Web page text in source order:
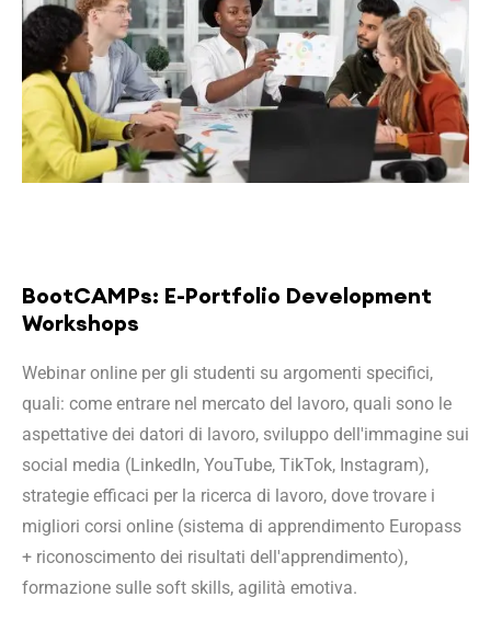
BootCAMPs: E-Portfolio Development
Workshops
Webinar online per gli studenti su argomenti specifici,
quali: come entrare nel mercato del lavoro, quali sono le
aspettative dei datori di lavoro, sviluppo dell'immagine sui
social media (LinkedIn, YouTube, TikTok, Instagram),
strategie efficaci per la ricerca di lavoro, dove trovare i
migliori corsi online (sistema di apprendimento Europass
+ riconoscimento dei risultati dell'apprendimento),
formazione sulle soft skills, agilità emotiva.